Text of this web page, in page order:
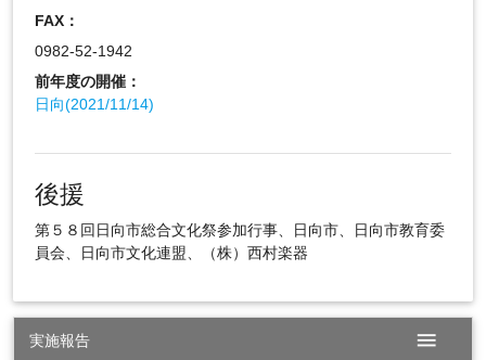
FAX：
0982-52-1942
前年度の開催：
日向(2021/11/14)
後援
第５８回日向市総合文化祭参加行事、日向市、日向市教育委
員会、日向市文化連盟、（株）西村楽器
実施報告 menu